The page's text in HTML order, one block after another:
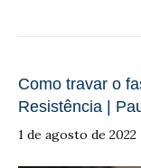
Como travar o
Resistência |
1 de agosto de 2022